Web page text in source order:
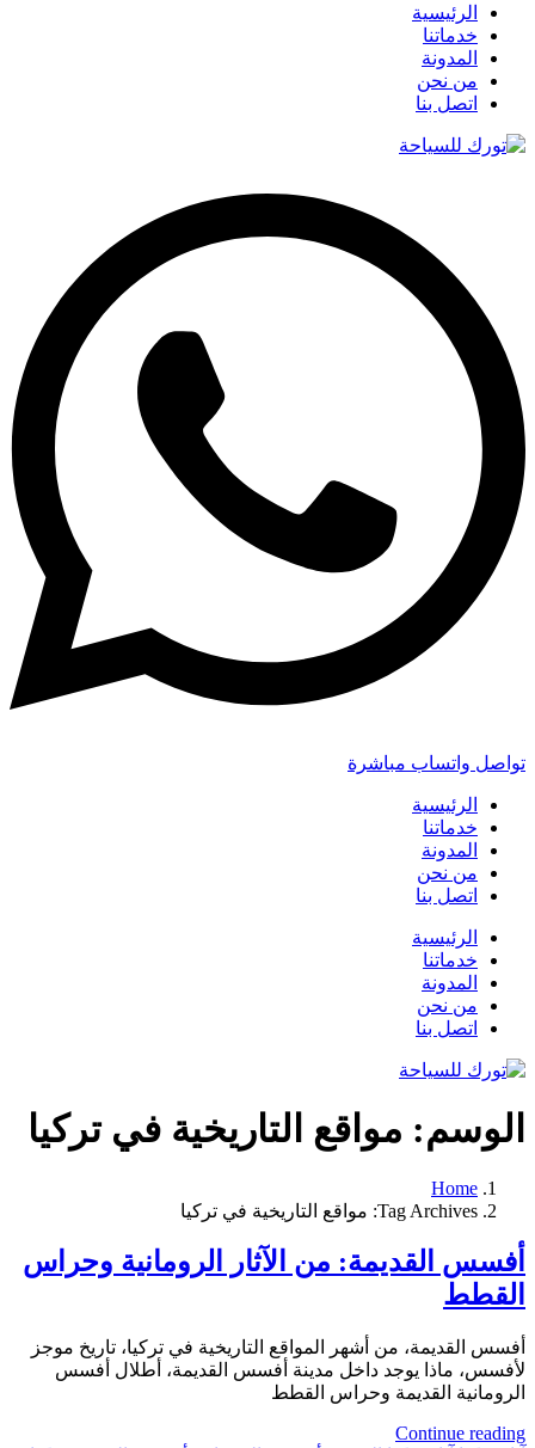
الرئيسية
خدماتنا
المدونة
من نحن
اتصل بنا
تواصل واتساب مباشرة
الرئيسية
خدماتنا
المدونة
من نحن
اتصل بنا
الرئيسية
خدماتنا
المدونة
من نحن
اتصل بنا
الوسم: مواقع التاريخية في تركيا
Home
Tag Archives: مواقع التاريخية في تركيا
أفسس القديمة: من الآثار الرومانية وحراس
القطط
أفسس القديمة، من أشهر المواقع التاريخية في تركيا، تاريخ موجز
لأفسس، ماذا يوجد داخل مدينة أفسس القديمة، أطلال أفسس
الرومانية القديمة وحراس القطط
Continue reading